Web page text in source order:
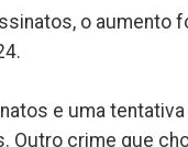
o aumento
e uma
Outro crime que